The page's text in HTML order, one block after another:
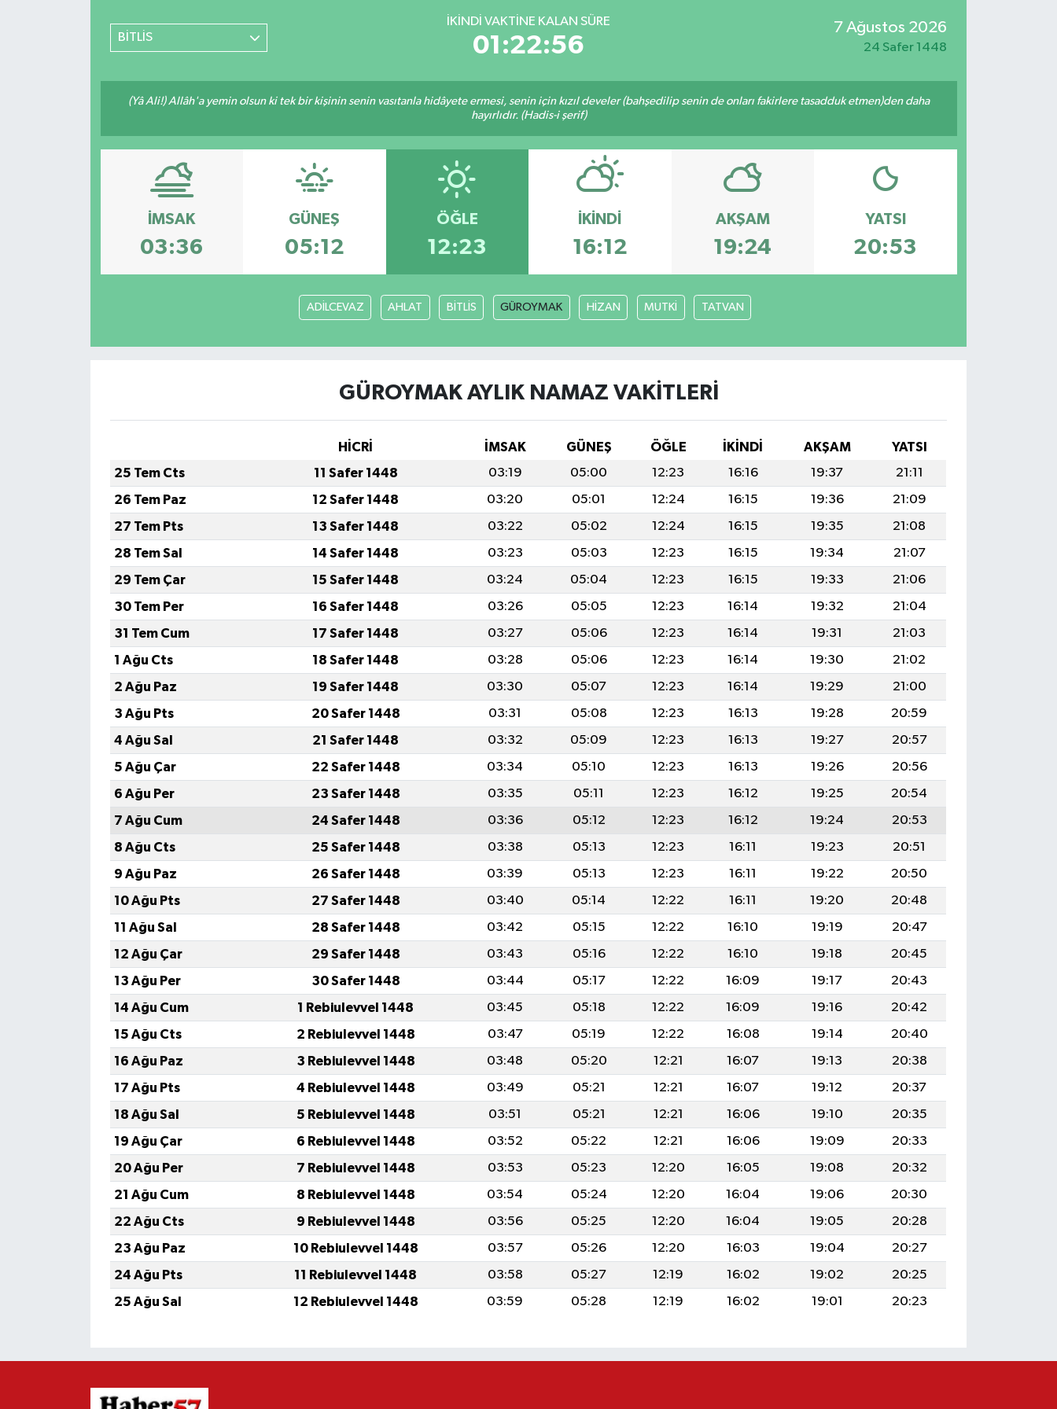
BİTLİS
İKINDI VAKTINE KALAN SÜRE
01:22:56
7 Ağustos 2026
24 Safer 1448
(Yâ Ali!) Allâh'a yemin olsun ki tek bir kişinin senin vasıtanla hidâyete ermesi, senin için kızıl develer (bahşedilip senin de onları fakirlere tasadduk etmen)den daha
hayırlıdır. (Hadis-i şerif)
İMSAK
03:36
GÜNEŞ
05:12
ÖĞLE
12:23
İKINDI
16:12
AKŞAM
19:24
YATSI
20:53
ADİLCEVAZ AHLAT BİTLİS GÜROYMAK HİZAN MUTKİ TATVAN
GÜROYMAK AYLIK NAMAZ VAKITLERI
HİCRİ İMSAK GÜNEŞ ÖĞLE İKINDI AKŞAM
YATSI
25 Tem Cts
11 Safer 1448 03:19 05:00 12:23 16:16 19:37
21:11
26 Tem Paz
12 Safer 1448 03:20 05:01 12:24 16:15 19:36
21:09
27 Tem Pts
13 Safer 1448 03:22 05:02 12:24 16:15 19:35
21:08
28 Tem Sal
14 Safer 1448 03:23 05:03 12:23 16:15 19:34
21:07
29 Tem Çar
15 Safer 1448 03:24 05:04 12:23 16:15 19:33
21:06
30 Tem Per
16 Safer 1448 03:26 05:05 12:23 16:14 19:32
21:04
31 Tem Cum
17 Safer 1448 03:27 05:06 12:23 16:14 19:31
21:03
1 Ağu Cts
18 Safer 1448 03:28 05:06 12:23 16:14 19:30
21:02
2 Ağu Paz
19 Safer 1448 03:30 05:07 12:23 16:14 19:29
21:00
3 Ağu Pts
20 Safer 1448 03:31 05:08 12:23 16:13 19:28
20:59
4 Ağu Sal
21 Safer 1448 03:32 05:09 12:23 16:13 19:27
20:57
5 Ağu Çar
22 Safer 1448 03:34 05:10 12:23 16:13 19:26
20:56
6 Ağu Per
23 Safer 1448 03:35 05:11 12:23 16:12 19:25
20:54
7 Ağu Cum
24 Safer 1448 03:36 05:12 12:23 16:12 19:24
20:53
8 Ağu Cts
25 Safer 1448 03:38 05:13 12:23 16:11 19:23
20:51
9 Ağu Paz
26 Safer 1448 03:39 05:13 12:23 16:11 19:22
20:50
10 Ağu Pts
27 Safer 1448 03:40 05:14 12:22 16:11 19:20
20:48
11 Ağu Sal
28 Safer 1448 03:42 05:15 12:22 16:10 19:19
20:47
12 Ağu Çar
29 Safer 1448 03:43 05:16 12:22 16:10 19:18
20:45
13 Ağu Per
30 Safer 1448 03:44 05:17 12:22 16:09 19:17
20:43
14 Ağu Cum
1 Rebiulevvel 1448 03:45 05:18 12:22 16:09 19:16
20:42
15 Ağu Cts
2 Rebiulevvel 1448 03:47 05:19 12:22 16:08 19:14
20:40
16 Ağu Paz
3 Rebiulevvel 1448 03:48 05:20 12:21 16:07 19:13
20:38
17 Ağu Pts
4 Rebiulevvel 1448 03:49 05:21 12:21 16:07 19:12
20:37
18 Ağu Sal
5 Rebiulevvel 1448 03:51 05:21 12:21 16:06 19:10
20:35
19 Ağu Çar
6 Rebiulevvel 1448 03:52 05:22 12:21 16:06 19:09
20:33
20 Ağu Per
7 Rebiulevvel 1448 03:53 05:23 12:20 16:05 19:08
20:32
21 Ağu Cum
8 Rebiulevvel 1448 03:54 05:24 12:20 16:04 19:06
20:30
22 Ağu Cts
9 Rebiulevvel 1448 03:56 05:25 12:20 16:04 19:05
20:28
23 Ağu Paz
10 Rebiulevvel 1448 03:57 05:26 12:20 16:03 19:04
20:27
24 Ağu Pts
11 Rebiulevvel 1448 03:58 05:27 12:19 16:02 19:02
20:25
25 Ağu Sal
12 Rebiulevvel 1448 03:59 05:28 12:19 16:02 19:01 20:23